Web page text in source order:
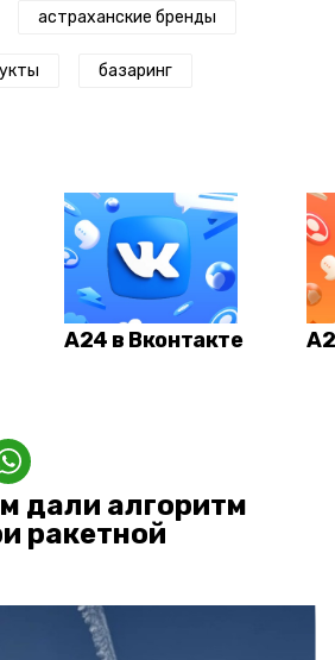
астраханские бренды
базаринг
А24 в Вконтакте
дали алгоритм
ракетной